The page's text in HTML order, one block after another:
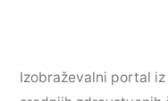
Izobraževalni portal